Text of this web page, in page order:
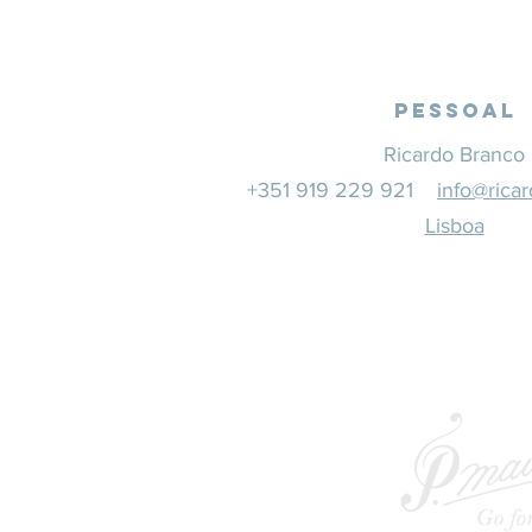
Pessoal
Ricardo Branco
+351 919 229 921
Lisboa